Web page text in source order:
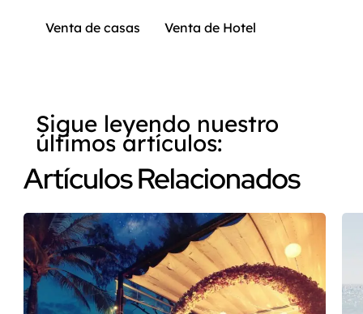
Venta de casas Venta de Hotel
Sigue leyendo nuestro
últimos artículos:
Artículos Relacionados